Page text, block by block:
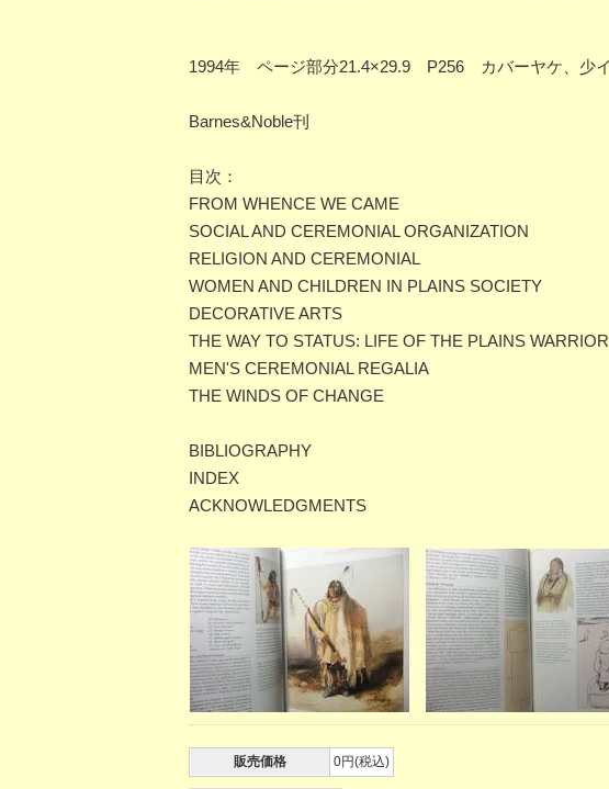
1994年 ページ部分21.4×29.9 P256 カバーヤケ、
Barnes&Noble刊
目次：
FROM WHENCE WE CAME
SOCIAL AND CEREMONIAL ORGANIZATION
RELIGION AND CEREMONIAL
WOMEN AND CHILDREN IN PLAINS SOCIETY
DECORATIVE ARTS
THE WAY TO STATUS: LIFE OF THE PLAINS WARRIOR
MEN'S CEREMONIAL REGALIA
THE WINDS OF CHANGE
BIBLIOGRAPHY
INDEX
ACKNOWLEDGMENTS
販売価格 0円(税込)